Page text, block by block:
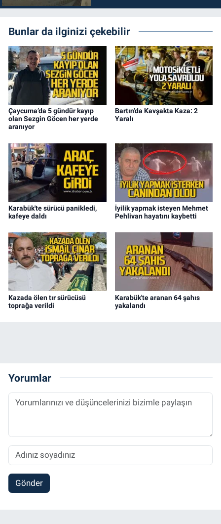
Bunlar da ilginizi çekebilir
Çaycuma’da 5 gündür kayıp
olan Sezgin Göcen her yerde
aranıyor
Bartın’da Kavşakta Kaza: 2
Yaralı
Karabük'te sürücü panikledi,
kafeye daldı
İyilik yapmak isteyen Mehmet
Pehlivan hayatını kaybetti
Kazada ölen tır sürücüsü
toprağa verildi
Karabük'te aranan 64 şahıs
yakalandı
Yorumlar
Gönder